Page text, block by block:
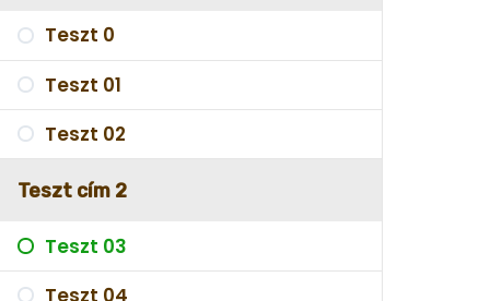
Teszt 0
Teszt 01
Teszt 02
Teszt cím 2
Teszt 03
Teszt 04